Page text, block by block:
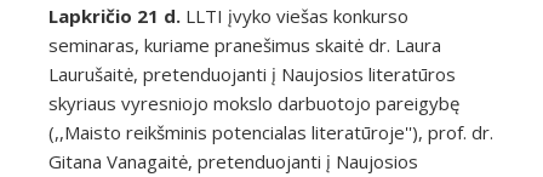
Lapkričio 21 d. LLTI įvyko viešas konkurso
seminaras, kuriame pranešimus skaitė dr. Laura
Laurušaitė, pretenduojanti į Naujosios literatūros
skyriaus vyresniojo mokslo darbuotojo pareigybę
(,,Maisto reikšminis potencialas literatūroje''), prof. dr.
Gitana Vanagaitė, pretenduojanti į Naujosios